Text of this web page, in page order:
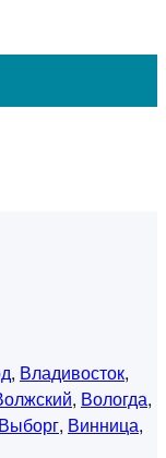
, Владивосток,
, Вологда,
Выборг, Винница,